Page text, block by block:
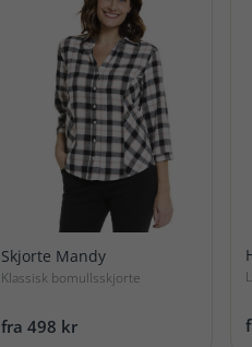
Skjorte Mandy
Klassisk bomullsskjorte
fra 498 kr